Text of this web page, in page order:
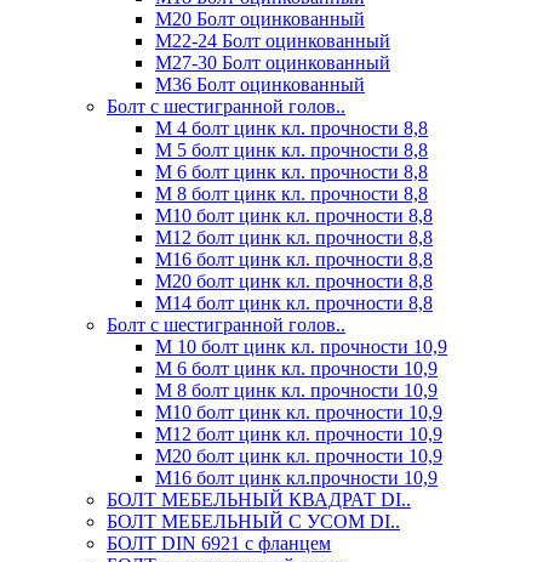
М20 Болт оцинкованный
М22-24 Болт оцинкованный
М27-30 Болт оцинкованный
М36 Болт оцинкованный
Болт с шестигранной голов..
М 4 болт цинк кл. прочности 8,8
М 5 болт цинк кл. прочности 8,8
М 6 болт цинк кл. прочности 8,8
М 8 болт цинк кл. прочности 8,8
М10 болт цинк кл. прочности 8,8
М12 болт цинк кл. прочности 8,8
М16 болт цинк кл. прочности 8,8
М20 болт цинк кл. прочности 8,8
М14 болт цинк кл. прочности 8,8
Болт с шестигранной голов..
М 10 болт цинк кл. прочности 10,9
М 6 болт цинк кл. прочности 10,9
М 8 болт цинк кл. прочности 10,9
М10 болт цинк кл. прочности 10,9
М12 болт цинк кл. прочности 10,9
М20 болт цинк кл. прочности 10,9
М16 болт цинк кл.прочности 10,9
БОЛТ МЕБЕЛЬНЫЙ КВАДРАТ DI..
БОЛТ МЕБЕЛЬНЫЙ С УСОМ DI..
БОЛТ DIN 6921 c фланцем